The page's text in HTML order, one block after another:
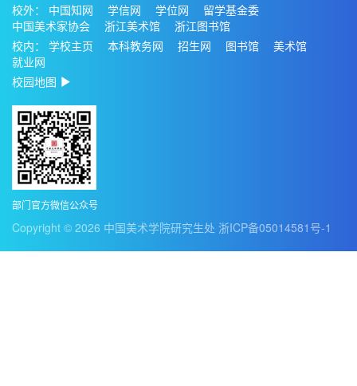
校外： 中国知网 学信网 学位网
留学基金委
中国美术家协会
浙江美术馆
浙江图书馆
校内： 学校主页 本科教务网 招生网 图书馆
美术馆
就业网
校园地图
部门官方微信公众号
Copyright © 2026 中国美术学院研究生处 浙ICP备05014581号-1